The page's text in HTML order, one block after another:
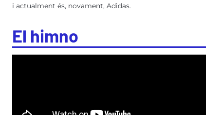
i actualment és, novament, Adidas.
El himno